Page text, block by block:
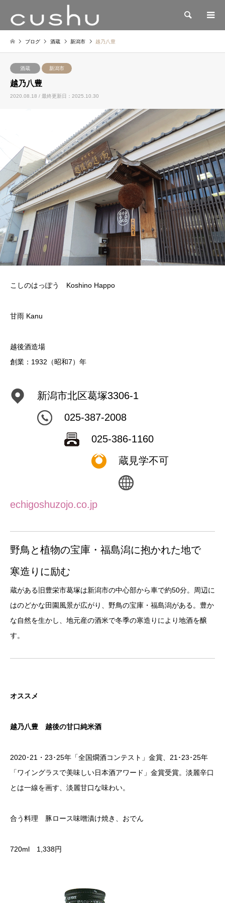
検索
ブログ 酒蔵 新潟市 越乃八豊
酒蔵 新潟市
越乃八豊
2020.08.18 / 最終更新日：2025.10.30
こしのはっぽう Koshino Happo
甘雨 Kanu
越後酒造場
創業：1932（昭和7）年
新潟市北区葛塚3306-1
025-387-2008
025-386-1160
蔵見学不可
echigoshuzojo.co.jp
野鳥と植物の宝庫・福島潟に抱かれた地で
寒造りに励む
蔵がある旧豊栄市葛塚は新潟市の中心部から車で約50分。周辺に
はのどかな田園風景が広がり、野鳥の宝庫・福島潟がある。豊か
な自然を生かし、地元産の酒米で冬季の寒造りにより地酒を醸
す。
オススメ
越乃八豊 越後の甘口純米酒
2020･21・23･25年「全国燗酒コンテスト」金賞、21･23･25年
「ワイングラスで美味しい日本酒アワード」金賞受賞。淡麗辛口
とは一線を画す、淡麗甘口な味わい。
合う料理 豚ロース味噌漬け焼き、おでん
720ml 1,338円